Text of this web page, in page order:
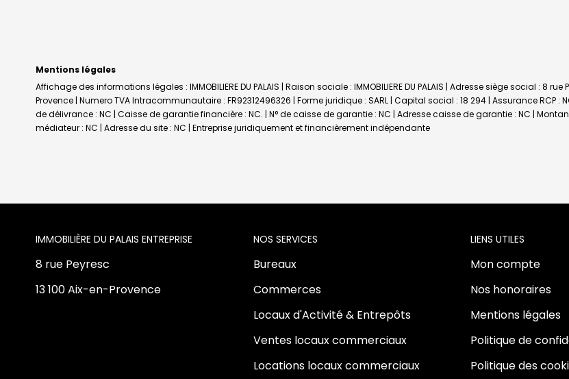
Mentions légales
Affichage des informations légales : IMMOBILIERE DU PALAIS | Raison sociale : IMMOBILIERE DU PALAIS | Adresse siège social : 8
Provence | Numero TVA Intracommunautaire : FR92312496326 | Forme juridique : SARL | Capital social : 18 294 | Assurance RCP :
de délivrance : NC | Caisse de garantie financière : NC. | N° de caisse de garantie : NC | Adresse caisse de garantie : NC |
médiateur : NC | Adresse du site : NC | Entreprise juridiquement et financièrement indépendante
L'AGENCE
8 rue Peyresc
13 100 Aix-en-Provence
NOS SERVICES
Bureaux
Commerces
Locaux d'Activité & Entrepôts
Ventes locaux commerciaux
Locations locaux commerciaux
LIENS UTILES
Mon compte
Nos honoraires
Mentions légales
Politique de
Politique des